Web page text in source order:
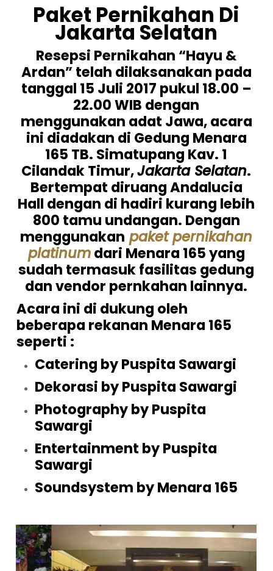
Paket Pernikahan Di
Jakarta Selatan
Resepsi Pernikahan “Hayu &
Ardan” telah dilaksanakan pada
tanggal 15 Juli 2017 pukul 18.00 –
22.00 WIB dengan
menggunakan adat Jawa, acara
ini diadakan di Gedung Menara
165 TB. Simatupang Kav. 1
Cilandak Timur,Jakarta Selatan.
Bertempat diruang Andalucia
Hall dengan di hadiri kurang lebih
800 tamu undangan. Dengan
menggunakan paket pernikahan
platinumdari Menara 165 yang
sudah termasuk fasilitas gedung
dan vendor pernkahan lainnya.
Acara ini di dukung oleh
beberapa rekanan Menara 165
seperti :
Catering by Puspita Sawargi
Dekorasi by Puspita Sawargi
Photography by Puspita
Sawargi
Entertainment by Puspita
Sawargi
Soundsystem by Menara 165